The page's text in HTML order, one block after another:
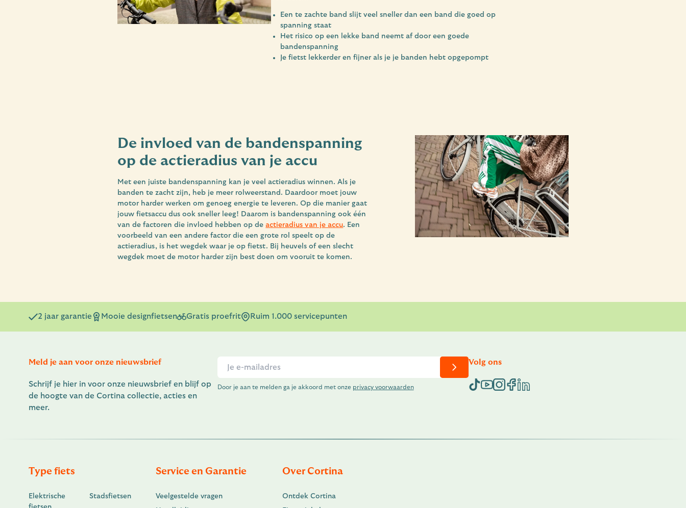
Een te zachte band slijt veel sneller dan een band die goed op
spanning staat
Het risico op een lekke band neemt af door een goede
bandenspanning
Je fietst lekkerder en fijner als je je banden hebt opgepompt
De invloed van de bandenspanning
op de actieradius van je accu
Met een juiste bandenspanning kan je veel actieradius winnen. Als je
banden te zacht zijn, heb je meer rolweerstand. Daardoor moet jouw
motor harder werken om genoeg energie te leveren. Op die manier gaat
jouw fietsaccu dus ook sneller leeg! Daarom is bandenspanning ook één
van de factoren die invloed hebben op deactieradius van je accu. Een
voorbeeld van een andere factor die een grote rol speelt op de
actieradius, is het wegdek waar je op fietst. Bij heuvels of een slecht
wegdek moet de motor harder zijn best doen om vooruit te komen.
2 jaar garantie Mooie designfietsen Gratis proefrit Ruim 1.000 servicepunten
Meld je aan voor onze nieuwsbrief
Schrijf je hier in voor onze nieuwsbrief en blijf op
de hoogte van de Cortina collectie, acties en
meer.
Door je aan te melden ga je akkoord met onze privacy voorwaarden
Volg ons
Type fiets
Elektrische
Stadsfietsen
Service en Garantie
Veelgestelde vragen
Over Cortina
Ontdek Cortina